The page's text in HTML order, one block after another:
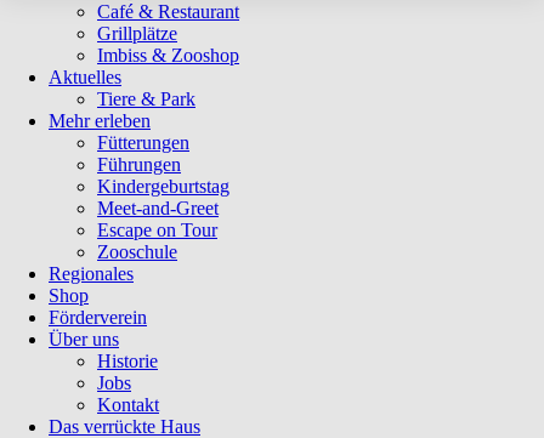
Café & Restaurant
Grillplätze
Imbiss & Zooshop
Aktuelles
Tiere & Park
Mehr erleben
Fütterungen
Führungen
Kindergeburtstag
Meet-and-Greet
Escape on Tour
Zooschule
Regionales
Shop
Förderverein
Über uns
Historie
Jobs
Kontakt
Das verrückte Haus